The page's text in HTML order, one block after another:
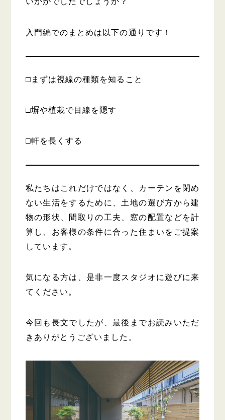
入門編でのまとめは以下の通りです！
□まずは視線の種類を知ること
□塀や植栽で目線を隠す
□軒を長くする
私たちはこれだけではなく、カーテンを閉め
ない生活をするために、土地の選び方から建
物の形状、間取りの工夫、窓の配置などを計
算し、お客様の条件に合った住まいをご提案
しています。
気になる方は、是非一度スタジオに遊びに来
てください。
今回も長文でしたが、最後までお読みいただ
きありがとうございました。